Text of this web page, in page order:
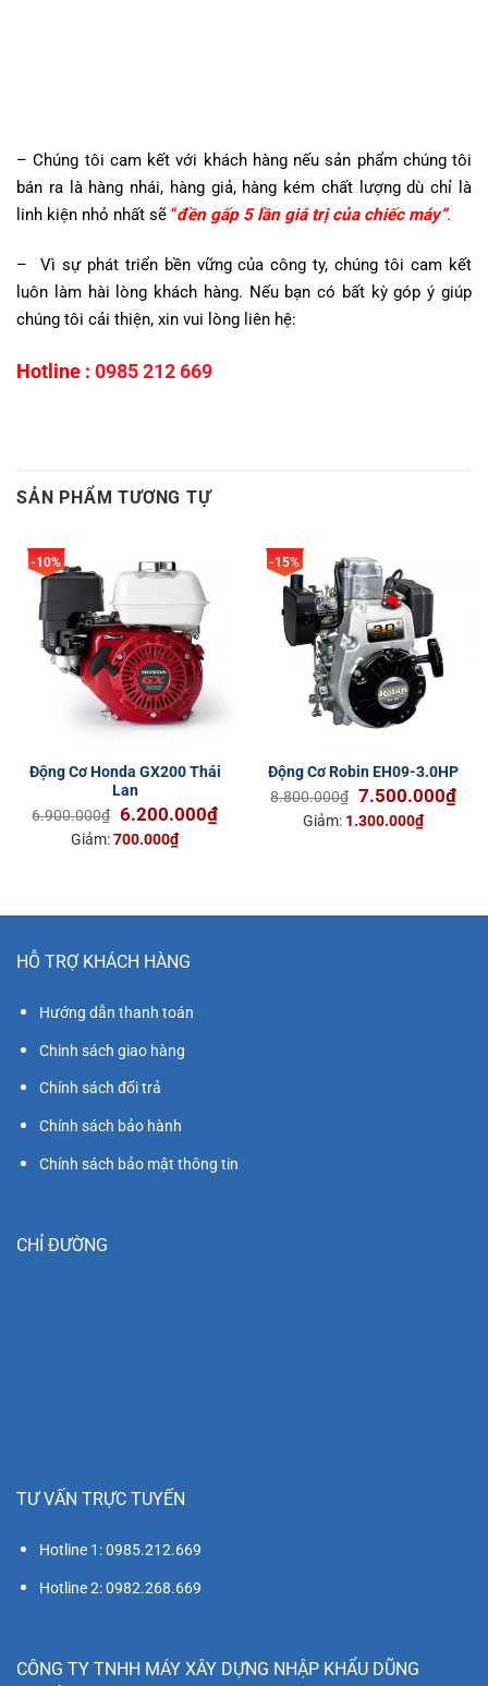
– Chúng tôi cam kết với khách hàng nếu sản phẩm chúng tôi
bán ra là hàng nhái, hàng giả, hàng kém chất lượng dù chỉ là
linh kiện nhỏ nhất sẽ “đền gấp 5 lần giá trị của chiếc máy”.
– Vì sự phát triển bền vững của công ty, chúng tôi cam kết
luôn làm hài lòng khách hàng. Nếu bạn có bất kỳ góp ý giúp
chúng tôi cải thiện, xin vui lòng liên hệ:
Hotline : 0985 212 669
SẢN PHẨM TƯƠNG TỰ
-10%
Động Cơ Honda GX200 Thái
Lan
6.900.000₫ Giá
gốc
6.200.000₫Giá
Giảm:700.000₫
-15%
Động Cơ Robin EH09-3.0HP
8.800.000₫ Giá
gốc
7.500.000₫Giá
Giảm: 1.300.000₫
HỖ TRỢ KHÁCH HÀNG
Hướng dẫn thanh toán
Chinh sách giao hàng
Chính sách đổi trả
Chính sách bảo hành
Chính sách bảo mật thông tin
CHỈ ĐƯỜNG
TƯ VẤN TRỰC TUYẾN
Hotline 1: 0985.212.669
Hotline 2: 0982.268.669
CÔNG TY TNHH MÁY XÂY DỰNG NHẬP KHẨU DŨNG